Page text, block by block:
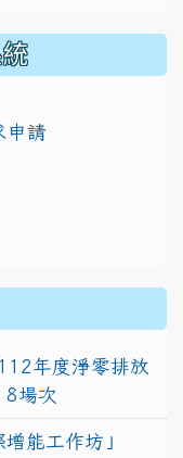
申請
年度淨零排放
8場次
能工作坊」